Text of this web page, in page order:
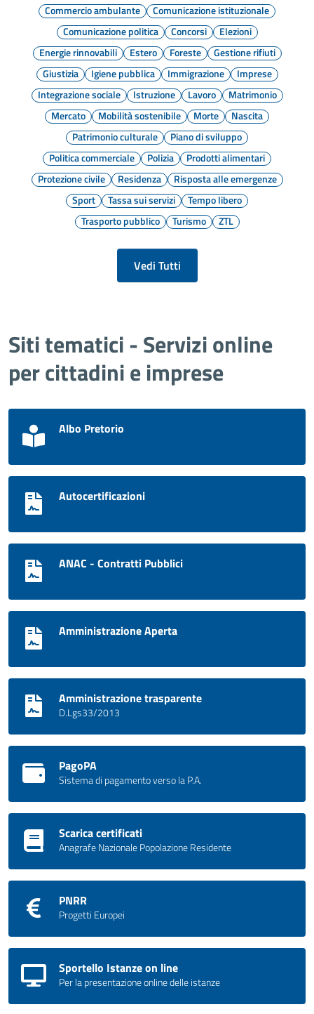
Commercio ambulante
Comunicazione istituzionale
Comunicazione politica
Concorsi
Elezioni
Energie rinnovabili
Estero Foreste
Gestione rifiuti
Giustizia
Igiene pubblica Immigrazione
Imprese
Integrazione sociale
Istruzione Lavoro
Matrimonio
Mercato
Mobilità sostenibile Morte
Nascita
Patrimonio culturale
Piano di sviluppo
Politica commerciale
Polizia
Prodotti alimentari
Protezione civile
Residenza
Risposta alle emergenze
Sport
Tassa sui servizi
Tempo libero
Trasporto pubblico
Turismo ZTL
Vedi Tutti
Siti tematici - Servizi online
per cittadini e imprese
Albo Pretorio
Autocertificazioni
ANAC - Contratti Pubblici
Amministrazione Aperta
Amministrazione trasparente
D.Lgs33/2013
PagoPA
Sistema di pagamento verso la P.A.
Scarica certificati
Anagrafe Nazionale Popolazione Residente
PNRR
Progetti Europei
Sportello Istanze on line
Per la presentazione online delle istanze